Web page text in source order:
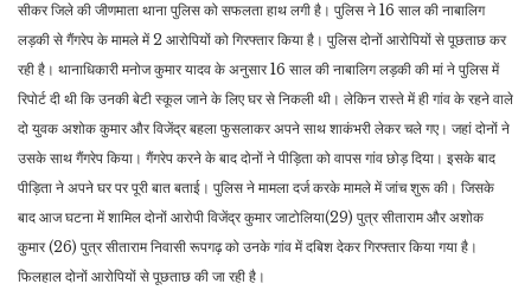
सीकर जिले की जीणमाता थाना पुलिस को सफलता हाथ लगी है। पुलिस ने 16 साल की नाबालिग
लड़की से गैंगरेप के मामले में 2 आरोपियों को गिरफ्तार किया है। पुलिस दोनों आरोपियों से पूछताछ कर
रही है। थानाधिकारी मनोज कुमार यादव के अनुसार 16 साल की नाबालिग लड़की की मां ने पुलिस में
रिपोर्ट दी थी कि उनकी बेटी स्कूल जाने के लिए घर से निकली थी। लेकिन रास्ते में ही गांव के रहने वाले
दो युवक अशोक कुमार और विजेंद्र बहला फुसलाकर अपने साथ शाकंभरी लेकर चले गए। जहां दोनों ने
उसके साथ गैंगरेप किया। गैंगरेप करने के बाद दोनों ने पीड़िता को वापस गांव छोड़ दिया। इसके बाद
पीड़िता ने अपने घर पर पूरी बात बताई। पुलिस ने मामला दर्ज करके मामले में जांच शुरू की। जिसके
बाद आज घटना में शामिल दोनों आरोपी विजेंद्र कुमार जाटोलिया(29) पुत्र सीताराम और अशोक
कुमार (26) पुत्र सीताराम निवासी रूपगढ़ को उनके गांव में दबिश देकर गिरफ्तार किया गया है।
फिलहाल दोनों आरोपियों से पूछताछ की जा रही है।